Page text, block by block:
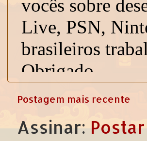
Postagem mais recente
Assinar: